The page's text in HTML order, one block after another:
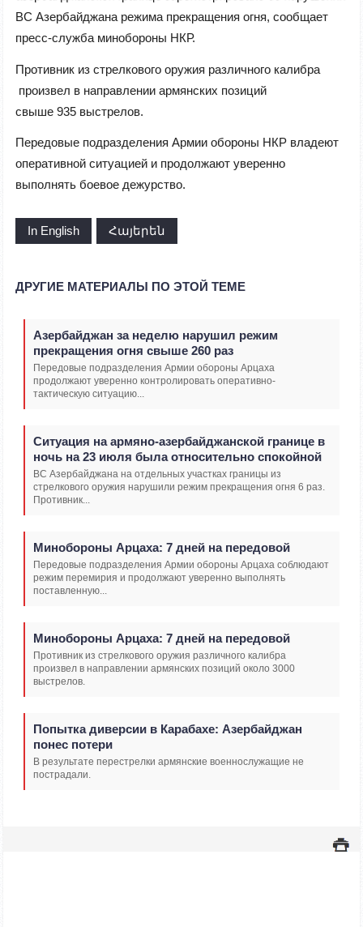
ВС Азербайджана режима прекращения огня, сообщает
пресс-служба минобороны НКР.
Противник из стрелкового оружия различного калибра
произвел в направлении армянских позиций
свыше 935 выстрелов.
Передовые подразделения Армии обороны НКР владеют
оперативной ситуацией и продолжают уверенно
выполнять боевое дежурство.
In English Հայերեն
ДРУГИЕ МАТЕРИАЛЫ ПО ЭТОЙ ТЕМЕ
Азербайджан за неделю нарушил режим
прекращения огня свыше 260 раз
Передовые подразделения Армии обороны Арцаха
продолжают уверенно контролировать оперативно-
тактическую ситуацию...
Ситуация на армяно-азербайджанской границе в
ночь на 23 июля была относительно спокойной
ВС Азербайджана на отдельных участках границы из
стрелкового оружия нарушили режим прекращения огня 6 раз.
Противник...
Минобороны Арцаха: 7 дней на передовой
Передовые подразделения Армии обороны Арцаха соблюдают
режим перемирия и продолжают уверенно выполнять
поставленную...
Минобороны Арцаха: 7 дней на передовой
Противник из стрелкового оружия различного калибра
произвел в направлении армянских позиций около 3000
выстрелов.
Попытка диверсии в Карабахе: Азербайджан
понес потери
В результате перестрелки армянские военнослужащие не
пострадали.